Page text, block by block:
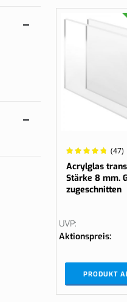
Wertung:
98.5417%
(47)
Acrylglas
Stärke 8 mm.
zugeschnitten
UVP
Aktionspreis
PRODUKT